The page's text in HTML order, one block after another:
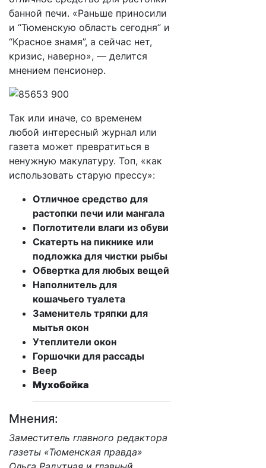
банной печи. «Раньше приносили
и “Тюменскую область сегодня” и
“Красное знамя”, а сейчас нет,
кризис, наверно», — делится
мнением пенсионер.
Так или иначе, со временем
любой интересный журнал или
газета может превратиться в
ненужную макулатуру. Топ, «как
использовать старую прессу»:
Отличное средство для
растопки печи или мангала
Поглотители влаги из обуви
Скатерть на пикнике или
подложка для чистки рыбы
Обвертка для любых вещей
Наполнитель для
кошачьего туалета
Заменитель тряпки для
мытья окон
Утеплители окон
Горшочки для рассады
Веер
Мухобойка
Мнения:
Заместитель главного редактора
газеты «Тюменская правда»